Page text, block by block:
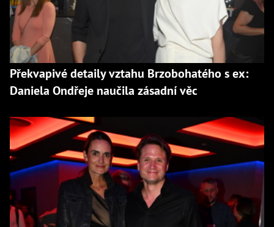
Překvapivé detaily vztahu Brzobohatého s ex:
Daniela Ondřeje naučila zásadní věc